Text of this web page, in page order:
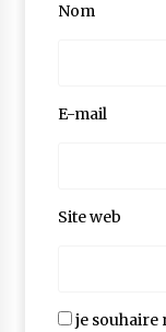
Nom
E-mail
Site web
je souhaire